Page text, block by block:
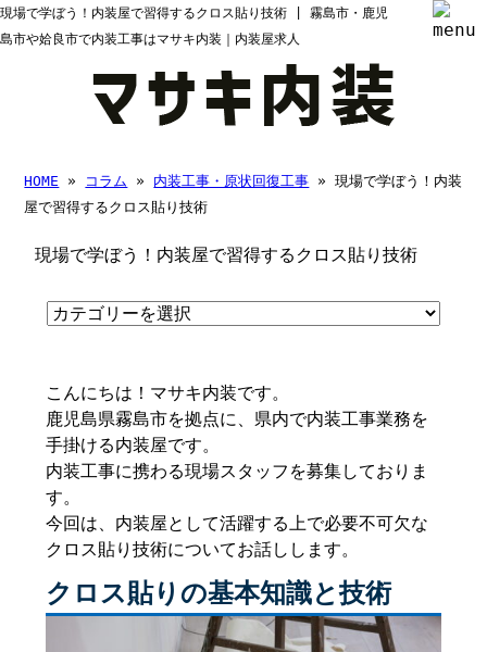
現場で学ぼう！内装屋で習得するクロス貼り技術 | 霧島市・鹿児
島市や姶良市で内装工事はマサキ内装｜内装屋求人
HOME » コラム » 内装工事・原状回復工事 » 現場で学ぼう！内装
屋で習得するクロス貼り技術
現場で学ぼう！内装屋で習得するクロス貼り技術
こんにちは！マサキ内装です。
鹿児島県霧島市を拠点に、県内で内装工事業務を
手掛ける内装屋です。
内装工事に携わる現場スタッフを募集しておりま
す。
今回は、内装屋として活躍する上で必要不可欠な
クロス貼り技術についてお話しします。
クロス貼りの基本知識と技術